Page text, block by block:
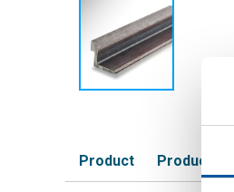
Product Product